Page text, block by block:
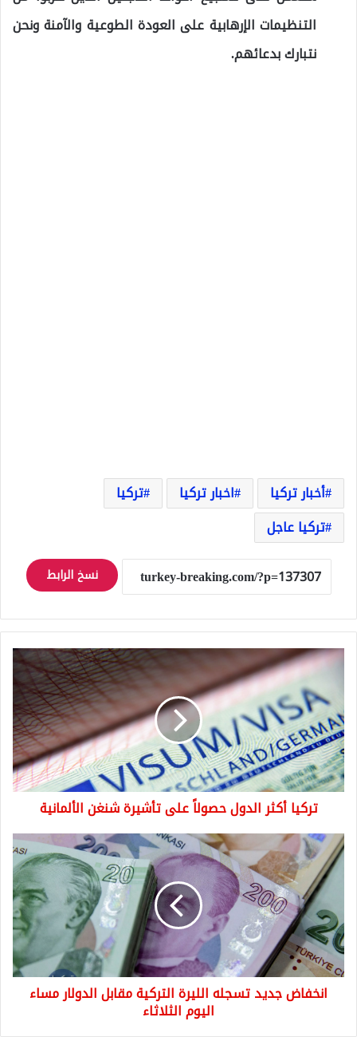
التنظيمات الإرهابية على العودة الطوعية والآمنة ونحن
نتبارك بدعائهم.
أخبار تركيا اخبار تركيا
تركيا
تركيا عاجل
نسخ الرابط
تركيا
حصولاً
على
تأشيرة
شنغن
الألمانية
تركيا أكثر الدول حصولاً على تأشيرة شنغن الألمانية
انخفاض
جديد
تسجله
الليرة
التركية
مقابل
الدولار
مساء
اليوم
الثلاثاءانخفاض جديد تسجله الليرة التركية مقابل الدولار مساء
اليوم الثلاثاء